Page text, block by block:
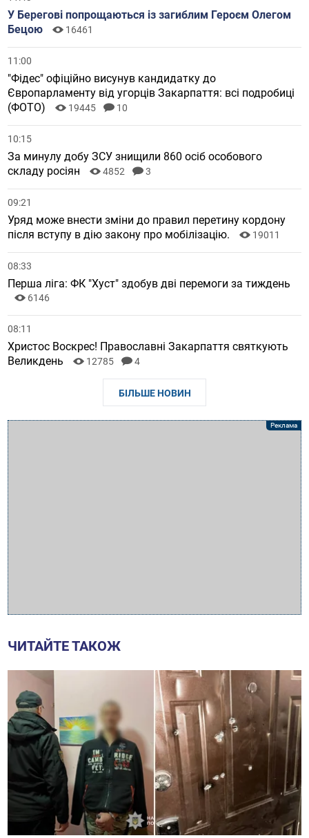
У Берегові попрощаються із загиблим Героєм Олегом
Бецою
16461
11:00
"Фідес" офіційно висунув кандидатку до
Європарламенту від угорців Закарпаття: всі подробиці
(ФОТО)
19445 10
10:15
За минулу добу ЗСУ знищили 860 осіб особового
складу росіян
4852 3
09:21
Уряд може внести зміни до правил перетину кордону
після вступу в дію закону про мобілізацію.
19011
08:33
Перша ліга: ФК "Хуст" здобув дві перемоги за тиждень
6146
08:11
Христос Воскрес! Православні Закарпаття святкують
Великдень
12785 4
БІЛЬШЕ НОВИН
ЧИТАЙТЕ ТАКОЖ